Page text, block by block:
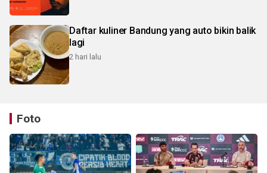
Daftar kuliner Bandung yang auto bikin balik
lagi
2 hari lalu
Foto